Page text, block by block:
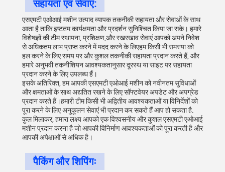
सहायता एवं सेवाएं:
एसएमटी एओआई मशीन उत्पाद व्यापक तकनीकी सहायता और सेवाओं के साथ
आता है ताकि इष्टतम कार्यक्षमता और प्रदर्शन सुनिश्चित किया जा सके। हमारे
विशेषज्ञों की टीम स्थापना, प्रशिक्षण,और रखरखाव सेवाएं आपको अपने निवेश
से अधिकतम लाभ प्राप्त करने में मदद करने के लिएहम किसी भी समस्या को
हल करने के लिए समय पर और कुशल तकनीकी सहायता प्रदान करते हैं, और
हमारे अनुभवी तकनीशियन आवश्यकतानुसार दूरस्थ या साइट पर सहायता
प्रदान करने के लिए उपलब्ध हैं।
इसके अतिरिक्त, हम आपकी एसएमटी एओआई मशीन को नवीनतम सुविधाओं
और क्षमताओं के साथ अद्यतित रखने के लिए सॉफ्टवेयर अपडेट और अपग्रेड
प्रदान करते हैं।हमारी टीम किसी भी अद्वितीय आवश्यकताओं या विनिर्देशों को
पूरा करने के लिए अनुकूलन सेवाएं भी प्रदान कर सकते हैं आप हो सकता है.
कुल मिलाकर, हमारा लक्ष्य आपको एक विश्वसनीय और कुशल एसएमटी एओआई
मशीन प्रदान करना है जो आपकी विनिर्माण आवश्यकताओं को पूरा करती है और
आपकी अपेक्षाओं से अधिक है।
पैकिंग और शिपिंगः